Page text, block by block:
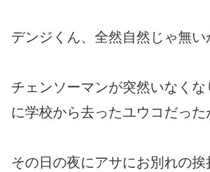
デンジくん、全然自然じゃ無い
チェンソーマンが突然いなくな
に学校から去ったユウコだった
その日の夜にアサにお別れの